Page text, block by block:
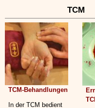
TCM
TCM-Behandlungen
In der TCM bedient